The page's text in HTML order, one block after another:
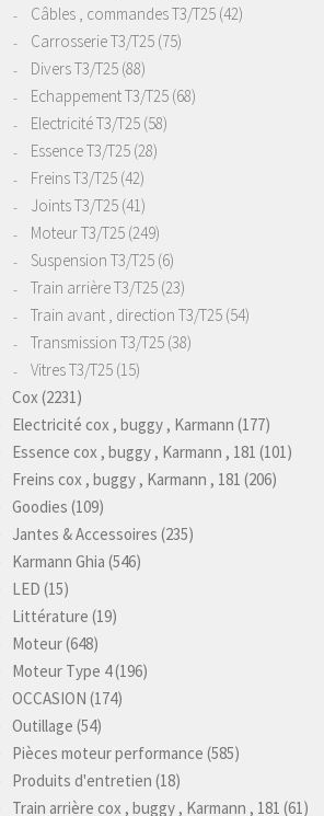
Câbles , commandes T3/T25 (42)
Carrosserie T3/T25 (75)
Divers T3/T25 (88)
Echappement T3/T25 (68)
Electricité T3/T25 (58)
Essence T3/T25 (28)
Freins T3/T25 (42)
Joints T3/T25 (41)
Moteur T3/T25 (249)
Suspension T3/T25 (6)
Train arrière T3/T25 (23)
Train avant , direction T3/T25 (54)
Transmission T3/T25 (38)
Vitres T3/T25 (15)
Cox(2231)
Electricité cox , buggy , Karmann (177)
Essence cox , buggy , Karmann , 181 (101)
Freins cox , buggy , Karmann , 181 (206)
Goodies (109)
Jantes & Accessoires (235)
Karmann Ghia (546)
LED (15)
Littérature (19)
Moteur(648)
Moteur Type 4(196)
OCCASION (174)
Outillage (54)
Pièces moteur performance (585)
Produits d'entretien (18)
Train arrière cox , buggy , Karmann , 181 (61)